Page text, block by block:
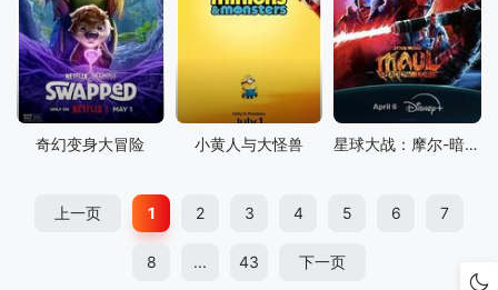
奇幻变身大冒险 小黄人与大怪兽 星球大战：摩尔-暗影之王
上一页 1 2 3 4 5 6 7
8 ... 43 下一页